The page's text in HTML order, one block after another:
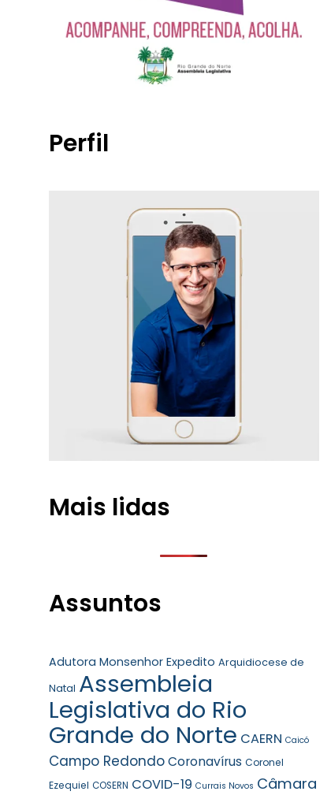
Perfil
Mais lidas
Assuntos
Adutora Monsenhor Expedito Arquidiocese de
Natal Assembleia
Legislativa do Rio
Grande do Norte CAERN Caicó
Campo Redondo Coronavírus Coronel
Ezequiel COSERN COVID-19 Currais Novos Câmara